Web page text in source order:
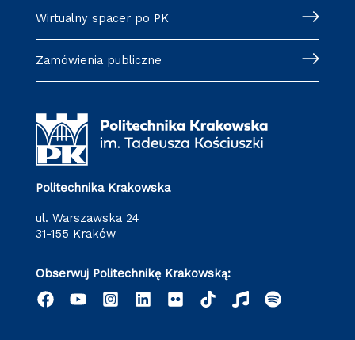
Wirtualny spacer po PK
Zamówienia publiczne
Politechnika Krakowska
ul. Warszawska 24
31-155 Kraków
Obserwuj Politechnikę Krakowską: